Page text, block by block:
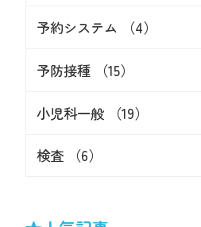
予約システム （4）
予防接種 （15）
小児科一般 （19）
検査 （6）